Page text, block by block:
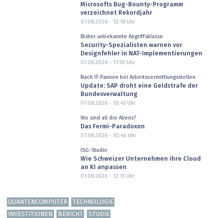
Microsofts Bug-Bounty-Programm
verzeichnet Rekordjahr
07.08.2026 - 12:18Uhr
Bisher unbekannte Angriffsklasse
Security-Spezialisten warnen vor
Designfehler in NAT-Implementierungen
07.08.2026 - 11:50 Uhr
Nach IT-Pannen bei Arbeitsvermittlungsstellen
Update: SAP droht eine Geldstrafe der
Bundesverwaltung
07.08.2026 - 10:45Uhr
Wo sind all die Aliens?
Das Fermi-Paradoxon
07.08.2026 - 10:46Uhr
ISG-Studie
Wie Schweizer Unternehmen ihre Cloud
an KI anpassen
07.08.2026 - 12:15Uhr
QUANTENCOMPUTER
TECHNOLOGIE
INVESTITIONEN
BERICHT STUDIE